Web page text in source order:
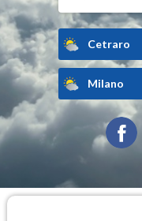
Cetraro
Milano